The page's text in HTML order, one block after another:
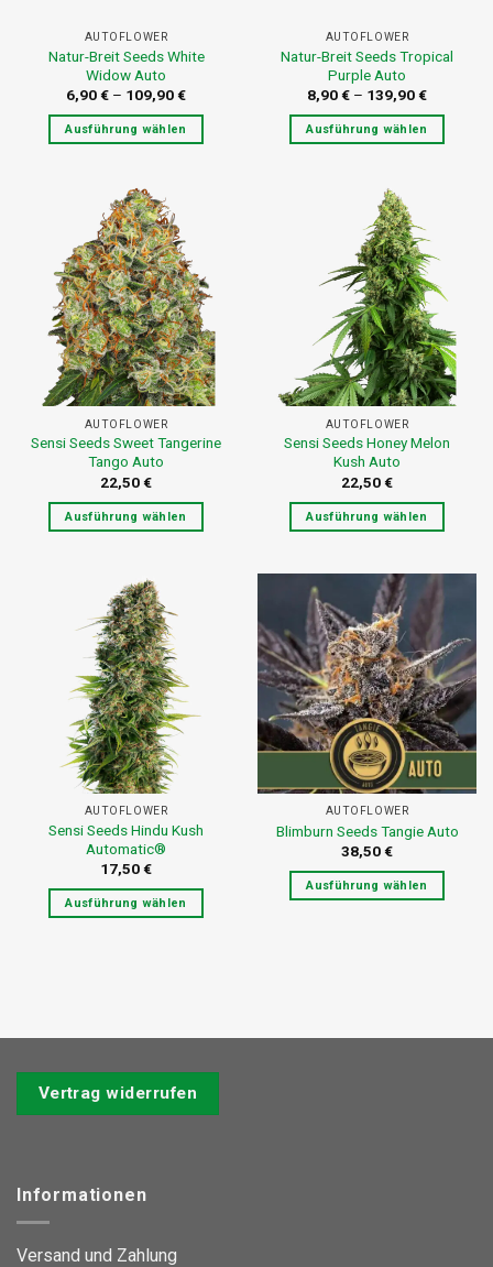
AUTOFLOWER
Natur-Breit Seeds White
Widow Auto
6,90€ – 109,90€
Ausführung wählen
weist
mehrere
Varianten
auf.
Die
Optionen
können
auf
der
Produktseite
gewählt
werden
AUTOFLOWER
Natur-Breit Seeds Tropical
Purple Auto
8,90€ – 139,90€
Ausführung wählen
weist
mehrere
Varianten
auf.
Die
Optionen
können
auf
der
Produktseite
gewählt
werden
AUTOFLOWER
Sensi Seeds Sweet Tangerine
Tango Auto
22,50€
Ausführung wählen
weist
mehrere
Varianten
auf.
Die
Optionen
können
auf
der
Produktseite
gewählt
werden
AUTOFLOWER
Sensi Seeds Honey Melon
Kush Auto
22,50€
Ausführung wählen
weist
mehrere
Varianten
auf.
Die
Optionen
können
auf
der
Produktseite
gewählt
werden
AUTOFLOWER
Sensi Seeds Hindu Kush
Automatic®
17,50€
Ausführung wählen
auf.
Optionen
können
gewählt
AUTOFLOWER
Blimburn Seeds Tangie Auto
38,50€
Ausführung wählen
Vertrag widerrufen
Informationen
Versand und Zahlung